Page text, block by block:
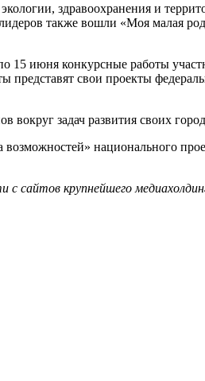
здравоохранения и
также вошли «Моя малая
15 июня конкурсные работы
свои проекты
задач развития своих
национального
сайтов крупнейшего